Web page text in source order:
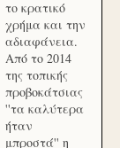
το κρατικό
χρήμα και την
αδιαφάνεια.
Από το 2014
της τοπικής
προβοκάτσιας
''τα καλύτερα
ήταν
μπροστά'' η